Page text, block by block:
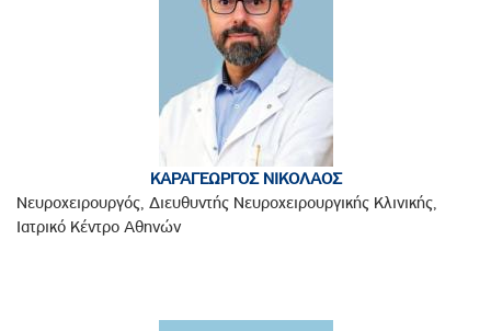
ΚΑΡΑΓΕΩΡΓΟΣ ΝΙΚΟΛΑΟΣ
Νευροχειρουργός, Διευθυντής Νευροχειρουργικής Κλινικής,
Ιατρικό Κέντρο Αθηνών